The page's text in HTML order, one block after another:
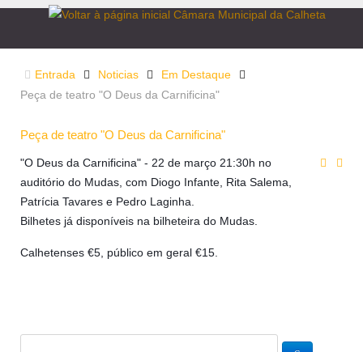
Entrada Noticias
Em Destaque
Peça de teatro "O Deus da Carnificina"
Peça de teatro "O Deus da Carnificina"
"O Deus da Carnificina" - 22 de março 21:30h no
auditório do Mudas, com Diogo Infante, Rita Salema,
Patrícia Tavares e Pedro Laginha.
Bilhetes já disponíveis na bilheteira do Mudas.
Calhetenses €5, público em geral €15.